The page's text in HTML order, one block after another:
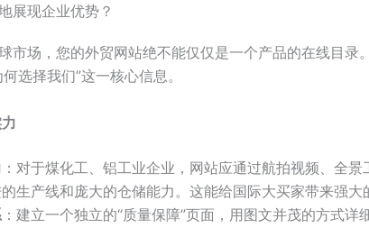
展现企业优势？
市场，您的外贸网站绝不能仅仅是一个产品的在线目录
选择我们”这一核心信息。
：对于煤化工、铝工业企业，网站应通过航拍视频、全
生产线和庞大的仓储能力。这能给国际大买家带来强大
：建立一个独立的“质量保障”页面，用图文并茂的方式